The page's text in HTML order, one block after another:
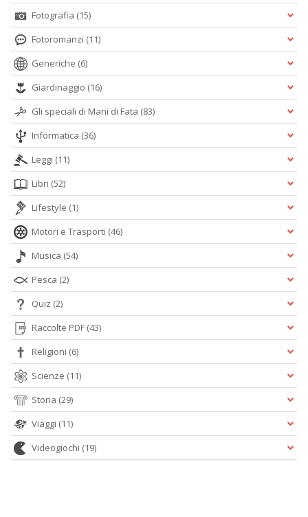
Fotografia (15)
Fotoromanzi (11)
Generiche (6)
Giardinaggio (16)
Gli speciali di Mani di Fata (83)
Informatica (36)
Leggi (11)
Libri (52)
Lifestyle (1)
Motori e Trasporti (46)
Musica (54)
Pesca (2)
Quiz (2)
Raccolte PDF (43)
Religioni (6)
Scienze (11)
Storia (29)
Viaggi (11)
Videogiochi (19)